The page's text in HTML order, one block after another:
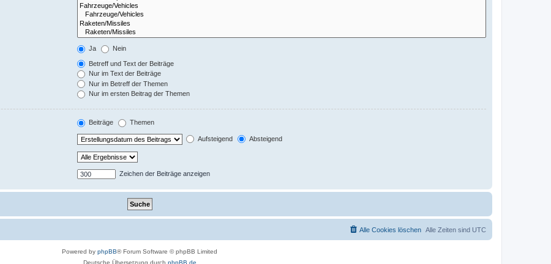
Ja Nein
Betreff und Text der Beiträge
Nur im Text der Beiträge
Nur im Betreff der Themen
Nur im ersten Beitrag der Themen
Beiträge Themen
Aufsteigend Absteigend
Zeichen der Beiträge anzeigen
Alle Zeiten sind UTC
Alle Cookies löschen
Powered by phpBB® Forum Software © phpBB Limited
Deutsche Übersetzung durch phpBB.de